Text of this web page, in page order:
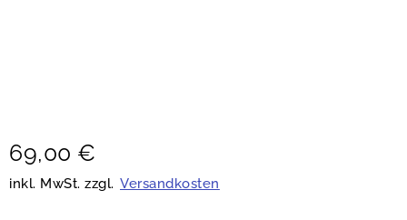
69,00 €
inkl. MwSt. zzgl. Versandkosten